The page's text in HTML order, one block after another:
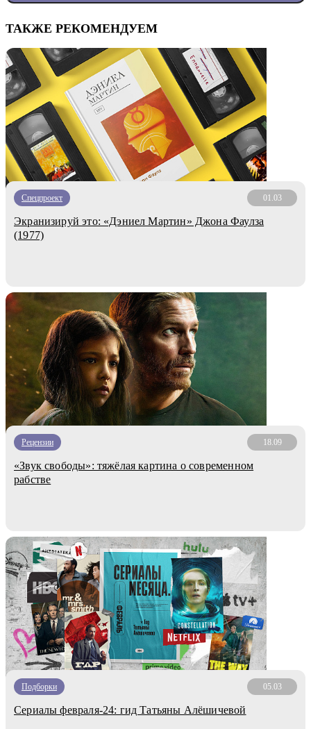
ТАКЖЕ РЕКОМЕНДУЕМ
Спецпроект 01.03
Экранизируй это: «Дэниел Мартин» Джона Фаулза
(1977)
Рецензии 18.09
«Звук свободы»: тяжёлая картина о современном
рабстве
Подборки 05.03
Сериалы февраля-24: гид Татьяны Алёшичевой